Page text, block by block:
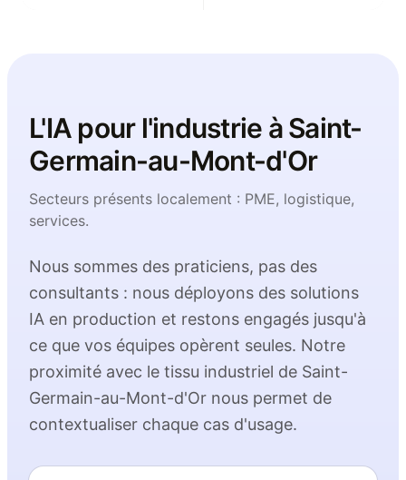
L'IA pour l'industrie àSaint-
Germain-au-Mont-d'Or
Secteurs présents localement : PME, logistique,
services.
Nous sommes des praticiens, pas des
consultants : nous déployons des solutions
IA en production et restons engagés jusqu'à
ce que vos équipes opèrent seules. Notre
proximité avec le tissu industriel de Saint-
Germain-au-Mont-d'Or nous permet de
contextualiser chaque cas d'usage.